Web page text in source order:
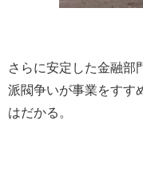
さらに安定した金融部
派閥争いが事業をすす
はだかる。